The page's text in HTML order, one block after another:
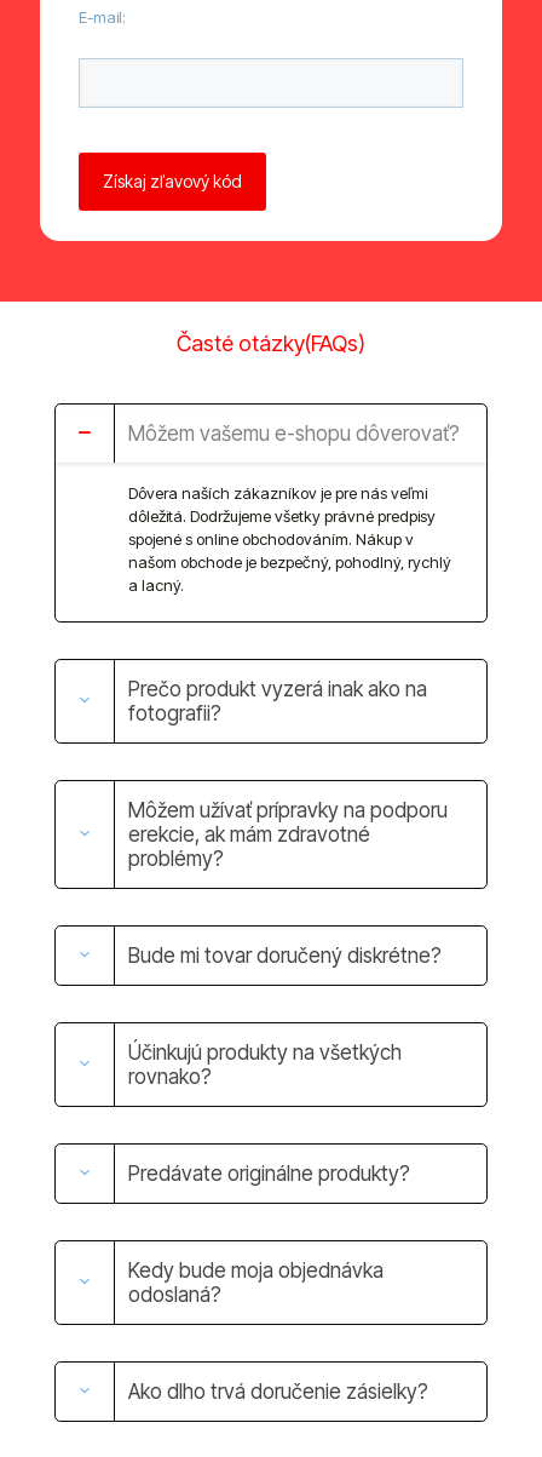
E-mail:
Časté otázky(FAQs)
Môžem vašemu e-shopu dôverovať?
Dôvera naších zákazníkov je pre nás veľmi
dôležitá. Dodržujeme všetky právné predpisy
spojené s online obchodováním. Nákup v
našom obchode je bezpečný, pohodlný, rychlý
a lacný.
Prečo produkt vyzerá inak ako na
fotografii?
Môžem užívať prípravky na podporu
erekcie, ak mám zdravotné
problémy?
Bude mi tovar doručený diskrétne?
Účinkujú produkty na všetkých
rovnako?
Predávate originálne produkty?
Kedy bude moja objednávka
odoslaná?
Ako dlho trvá doručenie zásielky?